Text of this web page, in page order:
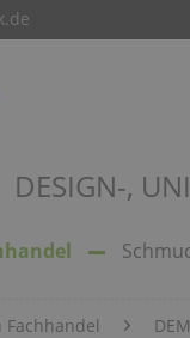
DESIGN-,